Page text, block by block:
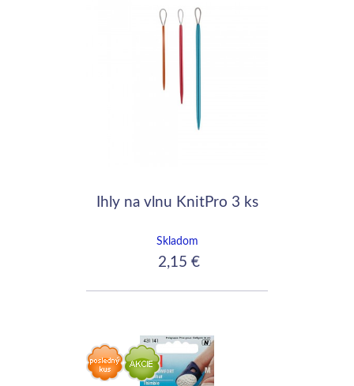
Ihly na vlnu KnitPro 3 ks
Skladom
2,15 €